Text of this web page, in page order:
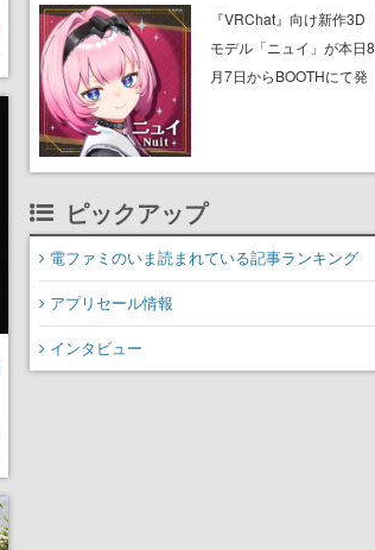
ん』に『ピーター・パ
ン』、『くまのプーさ
ん』など、毎日1作品が午
『VRChat』向け新作3D
モデル「ニュイ」が本日8
月7日からBOOTHにて発
ピックアップ
電ファミのいま読まれている記事ランキング
アプリセール情報
インタビュー